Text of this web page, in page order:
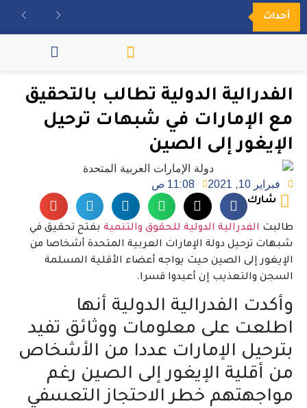
أحداث
الفدرالية الدولية تطالب بالتحقيق
مع الإمارات في شبهات ترحيل
الإيغور إلى الصين
فبراير 10, 2021 11:08 ص
شارك
طالبت الفدرالية الدولية للحقوق والتنمية بفتح تحقيق في
شبهات ترحيل دولة الإمارات العربية المتحدة أشخاصا من
الإيغور إلى الصين حيث يواجه أعضاء الأقلية المسلمة
السجن والتعذيب إن أعيدوا قسرا.
وأكدت الفدرالية الدولية أنها
اطلعت على معلومات ووثائق تفيد
بترحيل الإمارات عددا من الأشخاص
من أقلية الإيغور إلى الصين رغم
مواجهتهم خطر الاحتجاز التعسفي